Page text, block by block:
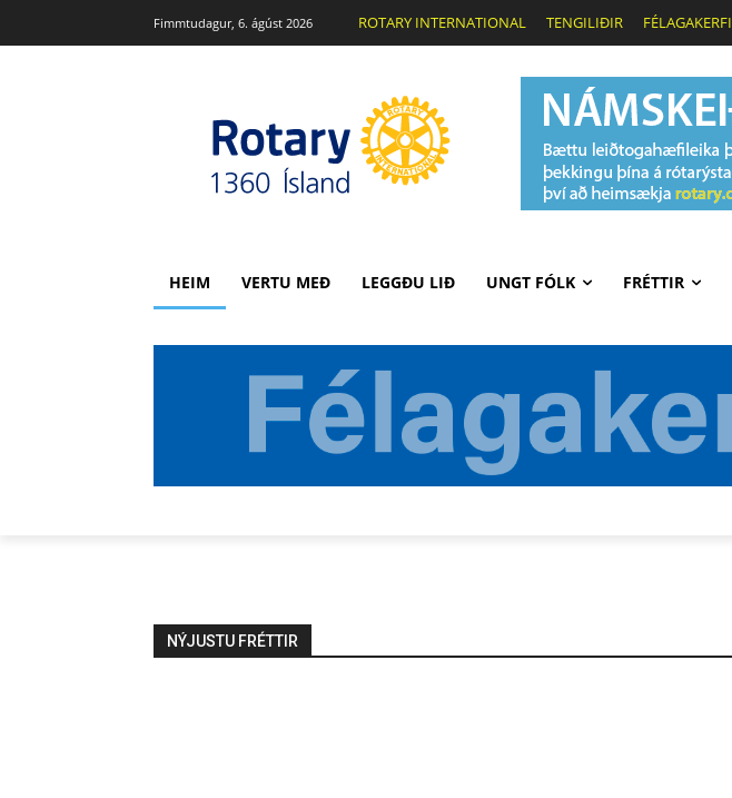
Fimmtudagur, 6. ágúst 2026 ROTARY INTERNATIONAL TENGILIÐIR FÉLAGAKERFI
HEIM VERTU MEÐ LEGGÐU LIÐ UNGT FÓLK FRÉTTIR
NÝJUSTU FRÉTTIR